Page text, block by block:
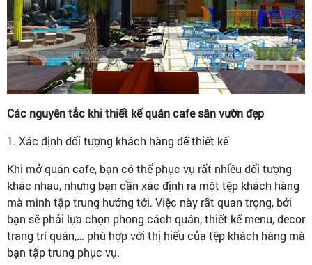
Các nguyên tắc khi thiết kế quán cafe sân vườn đẹp
1. Xác định đối tượng khách hàng để thiết kế
Khi mở quán cafe, bạn có thể phục vụ rất nhiều đối tượng
khác nhau, nhưng bạn cần xác định ra một tệp khách hàng
mà mình tập trung hướng tới. Việc này rất quan trọng, bởi
bạn sẽ phải lựa chọn phong cách quán, thiết kế menu, decor
trang trí quán,… phù hợp với thị hiếu của tệp khách hàng mà
bạn tập trung phục vụ.